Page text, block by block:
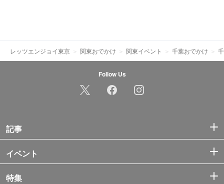
レッツエンジョイ東京 関東おでかけ 関東イベント 千葉おでかけ
Follow Us
記事
イベント
特集